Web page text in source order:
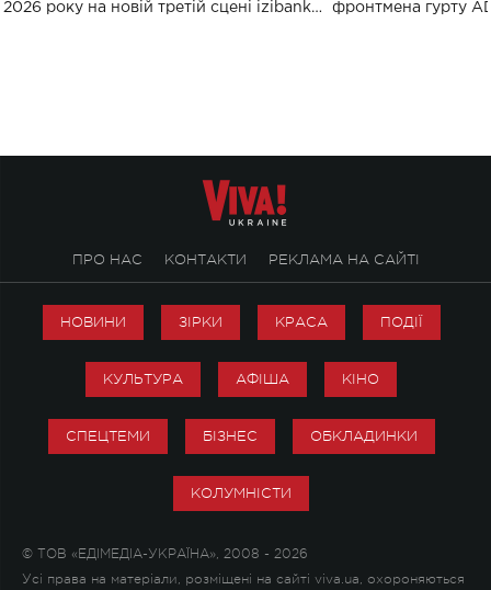
2026 року на новій третій сцені izibank
фронтмена гурту
ПРО НАС КОНТАКТИ РЕКЛАМА НА САЙТІ
НОВИНИ ЗІРКИ КРАСА ПОДІЇ
КУЛЬТУРА АФІША КІНО
СПЕЦТЕМИ БІЗНЕС ОБКЛАДИНКИ
КОЛУМНІСТИ
© ТОВ «ЕДІМЕДІА-УКРАЇНА», 2008 - 2026
Усі права на матеріали, розміщені на сайті viva.ua, охороняються